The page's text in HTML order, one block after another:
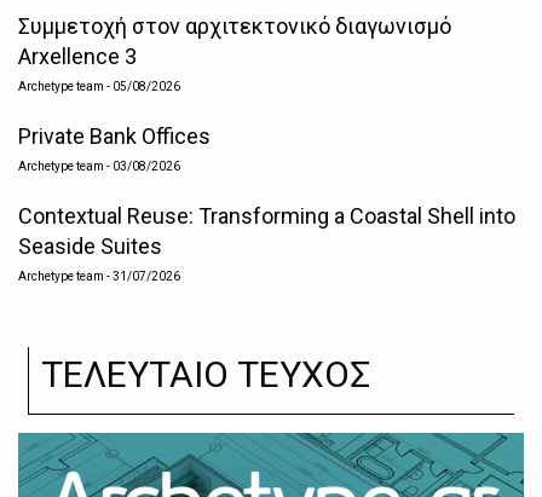
Συμμετοχή στον αρχιτεκτονικό διαγωνισμό
Arxellence 3
Archetype team - 05/08/2026
Private Bank Offices
Archetype team - 03/08/2026
Contextual Reuse: Transforming a Coastal Shell into
Seaside Suites
Archetype team - 31/07/2026
ΤΕΛΕΥΤΑΙΟ ΤΕΥΧΟΣ